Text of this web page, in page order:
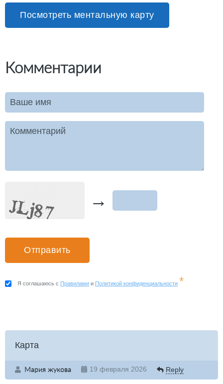
Посмотреть ментальную карту
Комментарии
Ваше имя
Комментарий
→
Я соглашаюсь с Правилами и Политикой конфиденциальности *
Карта
Мария жукова 19 февраля 2026 Reply